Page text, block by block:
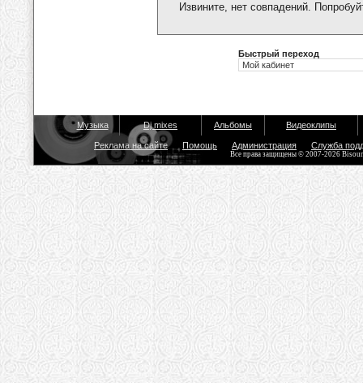
Извините, нет совпадений.
Быстрый переход
Музыка Dj mixes Альбомы Видеоклипы
Реклама на сайте Помощь Администрация Служба
Все права защищены © 2007-2026